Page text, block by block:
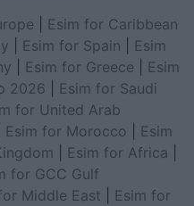
Esim for Caribbean
Esim for Spain
Esim
Esim for Greece
Esim
2026
Esim for Saudi
for United Arab
Esim for Morocco
Esim
Esim for Africa
for GCC Gulf
Middle East
Esim for